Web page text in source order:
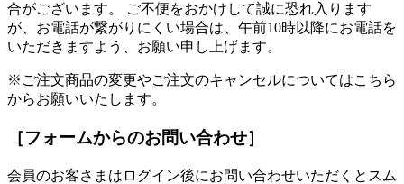
合がございます。 ご不便をおかけして誠に恐れ入ります
が、お電話が繋がりにくい場合は、午前10時以降にお電話を
いただきますよう、お願い申し上げます。
※ご注文商品の変更やご注文のキャンセルについてはこちら
からお願いいたします。
［フォームからのお問い合わせ］
会員のお客さまはログイン後にお問い合わせいただくとスム